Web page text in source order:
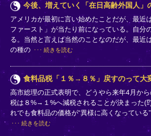
今後、増えていく「在日高齢外国人」
アメリカが最初に言い始めたことだが、最近
ファースト」が当たり前になっている。自分
る。当然と言えば当然のことなのだが、最近
の種の
続きを読む
食料品税「１％→８％」戻すのって大
高市総理の正式表明で、どうやら来年4月か
税は８%→１%へ減税されることが決まった
れでも食料品の価格が“異様に高くなっている
続きを読む